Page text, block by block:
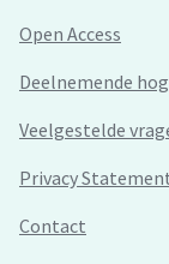
Open Access
Deelnemende
Veelgestelde
Privacy
Contact